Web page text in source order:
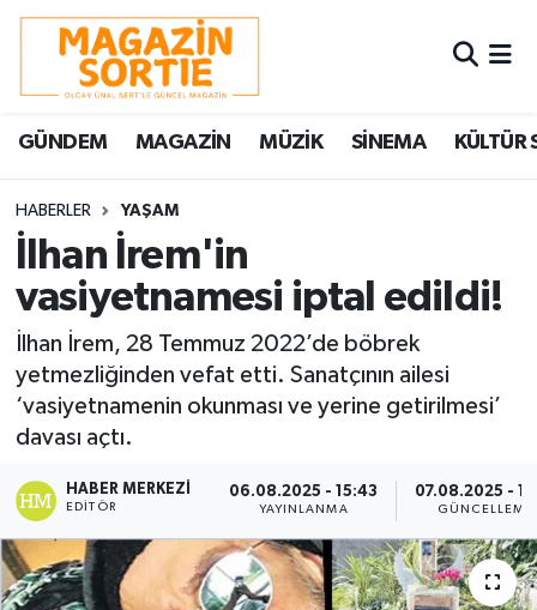
GÜNDEM MAGAZİN MÜZİK SİNEMA KÜLTÜR
HABERLER YAŞAM
İlhan İrem'in
vasiyetnamesi iptal edildi!
İlhan İrem, 28 Temmuz 2022’de böbrek
yetmezliğinden vefat etti. Sanatçının ailesi
‘vasiyetnamenin okunması ve yerine getirilmesi’
davası açtı.
HABER MERKEZI
EDITÖR
06.08.2025 - 15:43
YAYINLANMA
07.08.2025 -
GÜNCELLEME
Nöbetçi Eczaneler
Hava Durumu
Trafik Durumu
Süper Lig Puan Durumu ve Fikstür
Tüm Manşetler
Son Dakika Haberleri